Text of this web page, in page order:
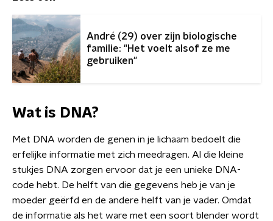
André (29) over zijn biologische
familie: "Het voelt alsof ze me
gebruiken"
Wat is DNA?
Met DNA worden de genen in je lichaam bedoelt die
erfelijke informatie met zich meedragen. Al die kleine
stukjes DNA zorgen ervoor dat je een unieke DNA-
code hebt. De helft van die gegevens heb je van je
moeder geërfd en de andere helft van je vader. Omdat
de informatie als het ware met een soort blender wordt